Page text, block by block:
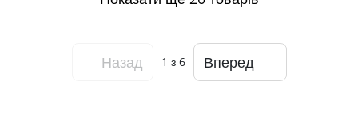
Назад 1 з 6 Вперед